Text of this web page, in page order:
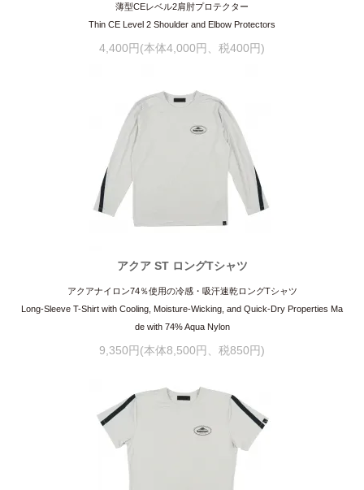
薄型CEレベル2肩肘プロテクター
Thin CE Level 2 Shoulder and Elbow Protectors
4,400円(本体4,000円、税400円)
アクア ST ロングTシャツ
アクアナイロン74％使用の冷感・吸汗速乾ロングTシャツ
Long-Sleeve T-Shirt with Cooling, Moisture-Wicking, and Quick-Dry Properties Ma
de with 74% Aqua Nylon
9,350円(本体8,500円、税850円)